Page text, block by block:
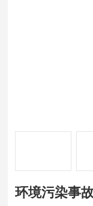
环境污染事